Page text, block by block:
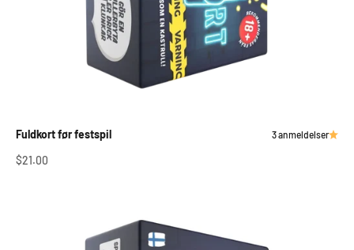
Fuldkort før festspil 3 anmeldelser
Salgspris
$21.00